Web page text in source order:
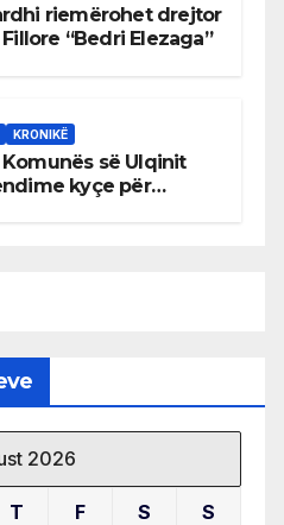
riemërohet drejtor
“Bedri Elezaga”
KRONIKË
së Ulqinit
kyçe për
2026
T F S S